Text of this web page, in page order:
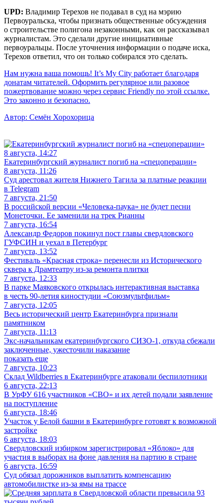
UPD: Владимир Терехов не подавал в суд на мэрию
Первоуральска, чтобы признать общественные обсуждения
о строительстве полигона незаконными, как он рассказывал
журналистам. Это сделали другие инициативные
первоуральцы. После уточнения информации о подаче иска,
Терехов ответил, что он только собирался это сделать.
Нам нужна ваша помощь! It’s My City работает благодаря
донатам читателей. Оформить регулярное или разовое
пожертвование можно через сервис Friendly по этой ссылке.
Это законно и безопасно.
Автор: Семён Хорохорица
8 августа, 14:27
Екатеринбургский журналист погиб на «спецоперации»
8 августа, 11:26
Суд арестовал жителя Нижнего Тагила за платные реакции
в Telegram
7 августа, 21:50
В российской версии «Человека-паука» не будет песни
Монеточки. Ее заменили на трек Рианны
7 августа, 16:54
Александр Федоров покинул пост главы свердловского
ГУФСИН и уехал в Петербург
7 августа, 13:52
Фестиваль «Красная строка» перенесли из Исторического
сквера к Драмтеатру из-за ремонта плитки
7 августа, 12:33
В парке Маяковского открылась интерактивная выставка
в честь 90-летия киностудии «Союзмультфильм»
7 августа, 12:05
Весь исторический центр Екатеринбурга признали
памятником
7 августа, 11:13
Экс-начальникам екатеринбургского СИЗО-1, откуда сбежали
заключенные, ужесточили наказание
показать еще
7 августа, 10:23
Склад Wildberries в Екатеринбурге атаковали беспилотники
6 августа, 22:13
В УрФУ 616 участников «СВО» и их детей подали заявление
на поступление
6 августа, 18:46
Участок у Белой башни в Екатеринбурге готовят к возможной
застройке
6 августа, 18:03
Свердловский избирком зарегистрировал «Яблоко» для
участия в выборах на фоне давления на партию в стране
6 августа, 16:59
Суд обязал дорожников выплатить компенсацию
автомобилистке из-за ямы на трассе